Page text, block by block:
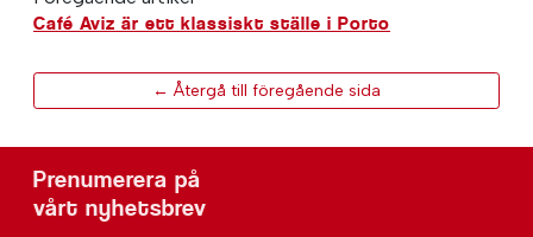
Café Aviz är ett klassiskt ställe i Porto
← Återgå till föregående sida
Prenumerera på
vårt nyhetsbrev